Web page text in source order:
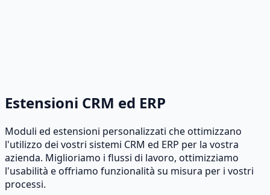
Estensioni CRM ed ERP
Moduli ed estensioni personalizzati che ottimizzano
l'utilizzo dei vostri sistemi CRM ed ERP per la vostra
azienda. Miglioriamo i flussi di lavoro, ottimizziamo
l'usabilità e offriamo funzionalità su misura per i vostri
processi.